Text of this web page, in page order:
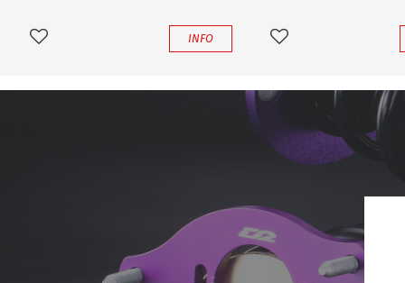
Lägg till i favoriter INFO Lägg till i favoriter